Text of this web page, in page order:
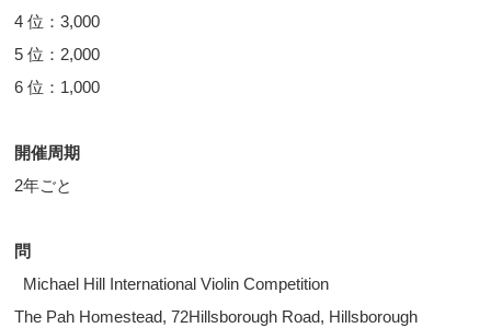
4 位：3,000
5 位：2,000
6 位：1,000
開催周期
2年ごと
問
Michael Hill International Violin Competition
The Pah Homestead, 72Hillsborough Road, Hillsborough